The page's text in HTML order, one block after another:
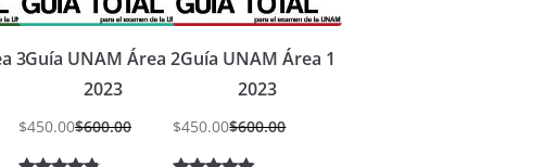
3Guía UNAM Área 2
2023
$600.00
$450.00
Guía UNAM Área 1
2023
$600.00
$450.00